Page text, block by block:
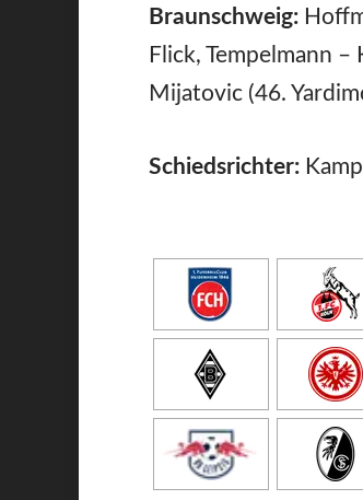
Braunschweig:
Flick, Tempelmann –
Mijatovic (46.
Schiedsrichter: